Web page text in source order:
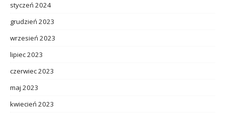
styczeń 2024
grudzień 2023
wrzesień 2023
lipiec 2023
czerwiec 2023
maj 2023
kwiecień 2023